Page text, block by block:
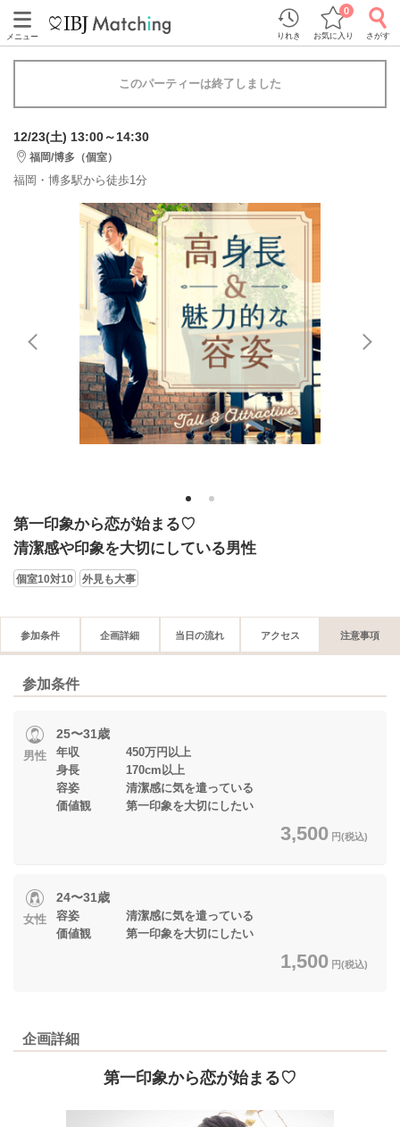
メニュー りれき お気に入り
0
さがす
このパーティーは終了しました
12/23(土) 13:00～14:30
福岡/博多（個室）
福岡・博多駅から徒歩1分
1 2
第一印象から恋が始まる♡
清潔感や印象を大切にしている男性
個室10対10 外見も大事
参加条件 企画詳細 当日の流れ アクセス 注意事項
参加条件
男性
25〜31歳
年収 450万円以上
身長 170cm以上
容姿 清潔感に気を遣っている
価値観 第一印象を大切にしたい
3,500 円(税込)
女性
24〜31歳
容姿 清潔感に気を遣っている
価値観 第一印象を大切にしたい
1,500 円(税込)
企画詳細
第一印象から恋が始まる♡